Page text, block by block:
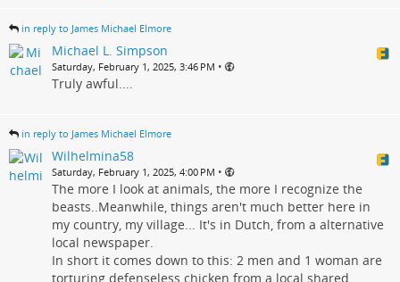
in reply to James Michael Elmore
Michael L. Simpson
Saturday, February 1, 2025, 3:46 PM •
Truly awful....
in reply to James Michael Elmore
Wilhelmina58
Saturday, February 1, 2025, 4:00 PM •
The more I look at animals, the more I recognize the
beasts..Meanwhile, things aren't much better here in
my country, my village... It's in Dutch, from a alternative
local newspaper.
In short it comes down to this: 2 men and 1 woman are
torturing defenseless chicken from a local shared